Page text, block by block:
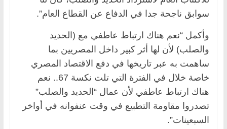
سوابق ناجحة جدا في الدفاع عن القطاع العام”.
وأكمل “نعم هناك ارتباط عاطفي مع (الحديد
والصلب) لأن لها أثر كبير داخل المصريين بما
ساهمت به عبر تاريخها في دفع الاقتصاد المصري
خاصة خلال في الفترة التي تلت نكسة 67.. نعم
هناك ارتباط عاطفي لأن عمال “الحديد والصلب”
تصدروا مقاومة التطبيع في وقت عنفوانه في أواخر
السبعينات”.